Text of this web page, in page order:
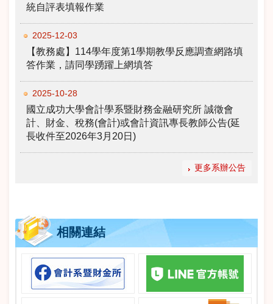
統自評表填報作業
2025-12-03
【教務處】114學年度第1學期教學反應調查網路填
答作業，請同學踴躍上網填答
2025-10-28
國立成功大學會計學系暨財務金融研究所 誠徵會
計、財金、稅務(會計)或會計資訊專長教師公告(延
長收件至2026年3月20日)
更多系辦公告
相關連結